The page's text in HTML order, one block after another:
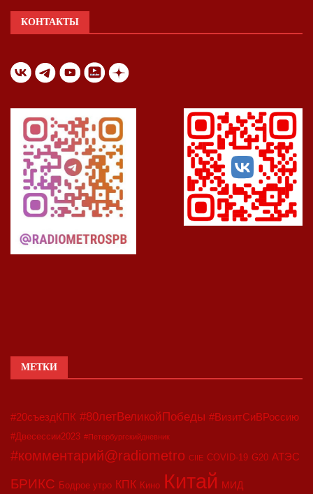
КОНТАКТЫ
МЕТКИ
#20съездКПК #80летВеликойПобеды #ВизитСиВРоссию
#Двесессии2023 #Петербургскийдневник
#комментарий@radiometro CIIE COVID-19 G20 АТЭС
БРИКС Бодрое утро КПК Кино Китай МИД